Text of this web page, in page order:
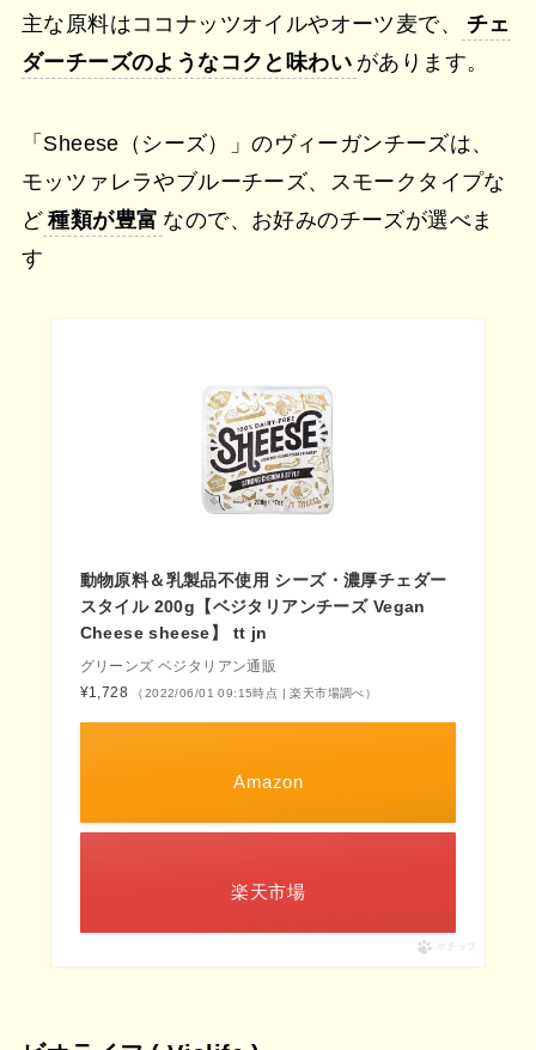
主な原料はココナッツオイルやオーツ麦で、
チェ
ダーチーズのようなコクと味わい があります。
「Sheese（シーズ）」のヴィーガンチーズは、
モッツァレラやブルーチーズ、スモークタイプな
ど 種類が豊富 なので、お好みのチーズが選べま
す
動物原料＆乳製品不使用 シーズ・濃厚チェダー
スタイル 200g【ベジタリアンチーズ Vegan
Cheese sheese】 tt jn
グリーンズ ベジタリアン通販
¥1,728
（2022/06/01 09:15時点 | 楽天市場調べ）
Amazon
楽天市場
ポチップ